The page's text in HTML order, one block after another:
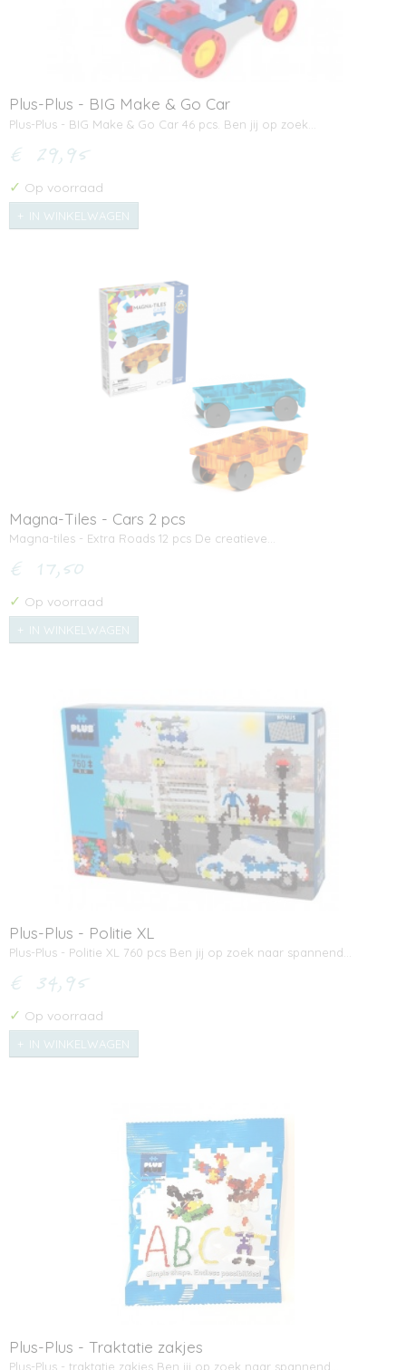
Plus-Plus - BIG Make & Go Car
Plus-Plus - BIG Make & Go Car 46 pcs. Ben jij op zoek…
€ 29,95
✓ Op voorraad
IN WINKELWAGEN
Magna-Tiles - Cars 2 pcs
Magna-tiles - Extra Roads 12 pcs De creatieve…
€ 17,50
✓ Op voorraad
IN WINKELWAGEN
Plus-Plus - Politie XL
Plus-Plus - Politie XL 760 pcs Ben jij op zoek naar spannend…
€ 34,95
✓ Op voorraad
IN WINKELWAGEN
Plus-Plus - Traktatie zakjes
Plus-Plus - traktatie zakjes Ben jij op zoek naar spannend…